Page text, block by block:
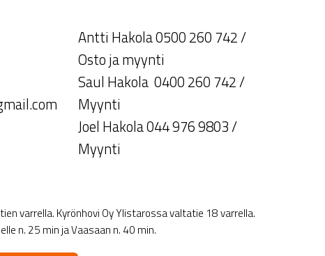
Antti Hakola 0500 260 742 /
Osto ja myynti
Saul Hakola 0400 260 742 /
Myynti
Joel Hakola 044 976 9803 /
Myynti
varrella. Kyrönhovi Oy Ylistarossa valtatie 18 varrella.
n. 25 min ja Vaasaan n. 40 min.